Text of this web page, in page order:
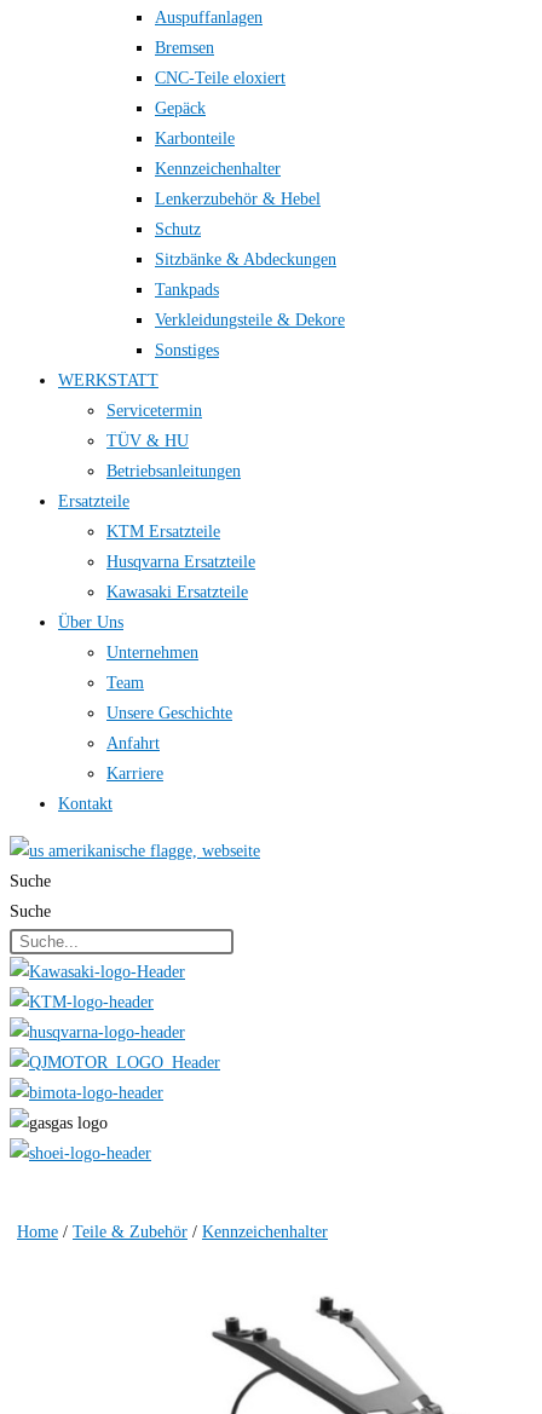
Auspuffanlagen
Bremsen
CNC-Teile eloxiert
Gepäck
Karbonteile
Kennzeichenhalter
Lenkerzubehör & Hebel
Schutz
Sitzbänke & Abdeckungen
Tankpads
Verkleidungsteile & Dekore
Sonstiges
WERKSTATT
Servicetermin
TÜV & HU
Betriebsanleitungen
Ersatzteile
KTM Ersatzteile
Husqvarna Ersatzteile
Kawasaki Ersatzteile
Über Uns
Unternehmen
Team
Unsere Geschichte
Anfahrt
Karriere
Kontakt
Suche
Suche
Home / Teile & Zubehör / Kennzeichenhalter